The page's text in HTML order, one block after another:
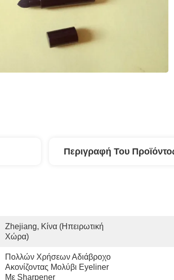
Περιγραφή Του
Zhejiang, Κίνα (ηπειρωτική
Χώρα)
Πολλών Χρήσεων Αδιάβροχο
Ακονίζοντας Μολύβι Eyeliner
Με Sharpener